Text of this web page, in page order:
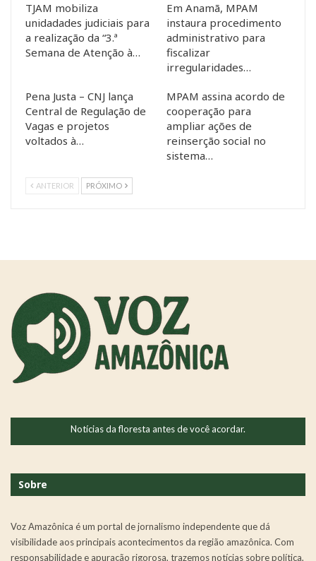
TJAM mobiliza
unidadades judiciais para
a realização da “3.ª
Semana de Atenção à…
Em Anamã, MPAM
instaura procedimento
administrativo para
fiscalizar
irregularidades…
Pena Justa – CNJ lança
Central de Regulação de
Vagas e projetos
voltados à…
MPAM assina acordo de
cooperação para
ampliar ações de
reinserção social no
sistema…
ANTERIOR PRÓXIMO
Notícias da floresta antes de você acordar.
Sobre
Voz Amazônica é um portal de jornalismo independente que dá
visibilidade aos principais acontecimentos da região amazônica. Com
responsabilidade e apuração rigorosa, trazemos notícias sobre política,